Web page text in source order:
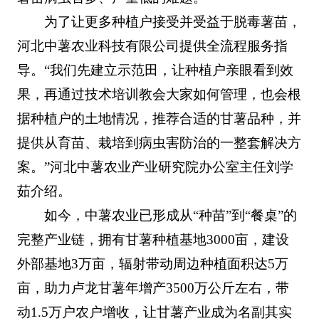
为了让更多种植户接受并受益于脱毒薯苗，
河北中薯农业科技有限公司提供全流程服务指
导。“我们先建立示范田，让种植户亲眼看到效
果，再通过技术培训教会大家如何管理，也会根
据种植户的土地情况，推荐合适的甘薯品种，并
提供从育苗、栽培到病虫害防治的一整套解决方
案。”河北中薯农业产业研究院办公室主任刘学
茹介绍。
如今，中薯农业已形成从“种苗”到“餐桌”的
完整产业链，拥有甘薯种植基地3000亩，建设
外部基地3万亩，辐射带动周边种植面积达5万
亩，助力卢龙甘薯年增产3500万公斤左右，带
动1.5万户农户增收，让甘薯产业成为名副其实